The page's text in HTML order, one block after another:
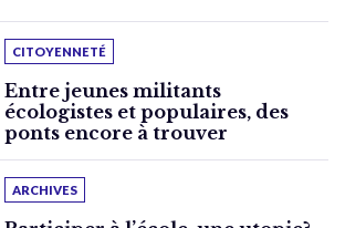
CITOYENNETÉ
Entre jeunes militants
écologistes et populaires, des
ponts encore à trouver
ARCHIVES